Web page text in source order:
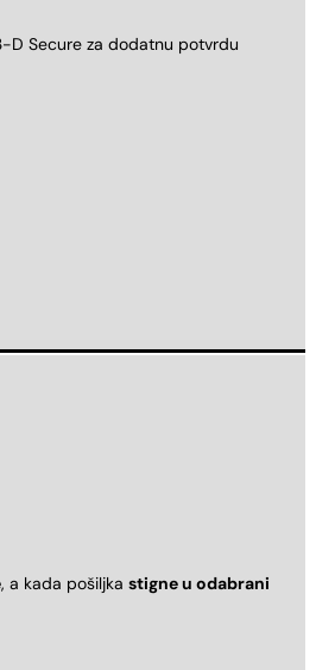
D Secure za dodatnu potvrdu
, a kada pošiljka stigne u odabrani